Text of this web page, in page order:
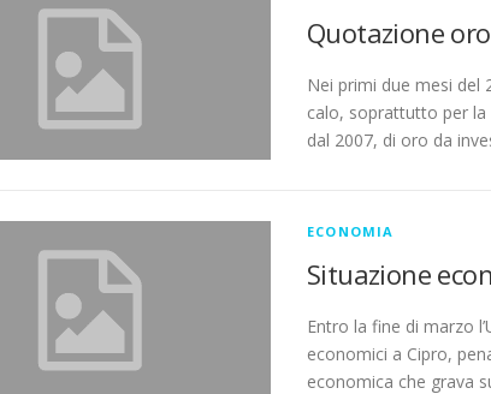
Quotazione
Nei primi due mesi del
calo, soprattutto per
dal 2007, di oro da
ECONOMIA
Situazione
Entro la fine di marzo
economici a Cipro,
economica che grava